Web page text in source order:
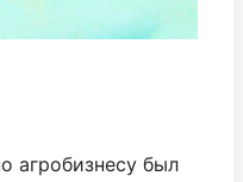
агробизнесу был